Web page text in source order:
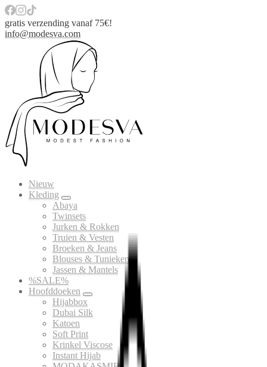
gratis verzending vanaf 75€!
info@modesva.com
Nieuw
Kleding
Abaya
Twinsets
Jurken & Rokken
Truien & Vesten
Broeken & Jeans
Blouses & Tunieken
Jassen & Mantels
%SALE%
Hoofddoeken
Hijabbox
Dubai Silk
Katoen
Soft Print
Krinkel Viscose
Instant Hijab